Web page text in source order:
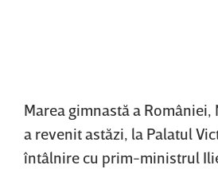
Marea gimnastă a României,
a revenit astăzi, la Palatul
întâlnire cu prim-ministrul